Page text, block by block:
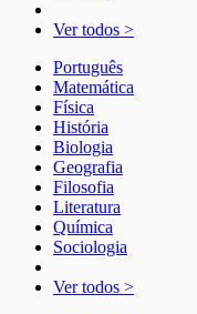
Ver todos >
Português
Matemática
Física
História
Biologia
Geografia
Filosofia
Literatura
Química
Sociologia
Ver todos >